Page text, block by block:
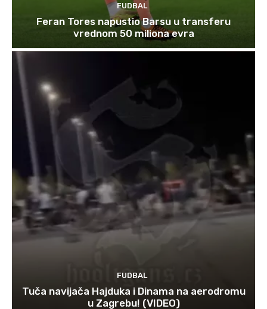
FUDBAL
Feran Tores napustio Barsu u transferu
vrednom 50 miliona evra
FUDBAL
Tuča navijača Hajduka i Dinama na aerodromu
u Zagrebu! (VIDEO)